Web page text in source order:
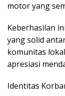
motor yang
Keberhasilan
yang solid
komunitas
apresiasi
Identitas